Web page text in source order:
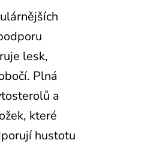
lesk,
Plná
a
které
hustotu